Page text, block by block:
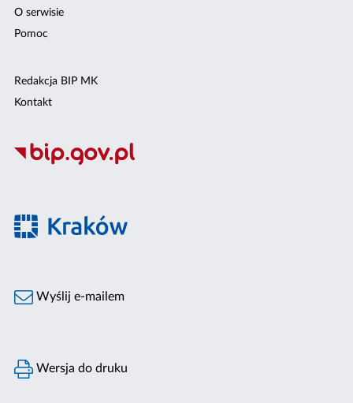
O serwisie
Pomoc
Redakcja BIP MK
Kontakt
Wyślij e-mailem
Wersja do druku